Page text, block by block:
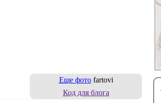
Еще фотоfartovi
Код для блога